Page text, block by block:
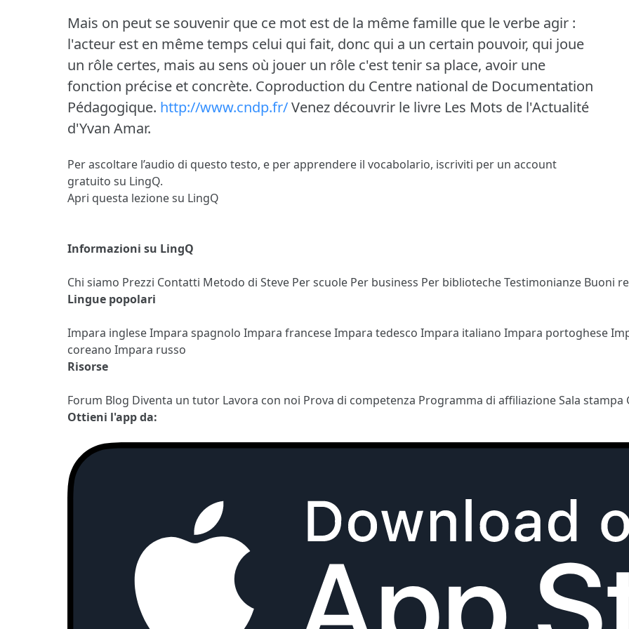
Mais on peut se souvenir que ce mot est de la même famille que le verbe agir :
l'acteur est en même temps celui qui fait, donc qui a un certain pouvoir, qui joue
un rôle certes, mais au sens où jouer un rôle c'est tenir sa place, avoir une
fonction précise et concrète. Coproduction du Centre national de Documentation
Pédagogique. http://www.cndp.fr/Venez découvrir le livre Les Mots de l'Actualité
d'Yvan Amar.
Per ascoltare l’audio di questo testo, e per apprendere il vocabolario, iscriviti per un account
gratuito su LingQ.
Apri questa lezione su LingQ
Informazioni su LingQ
Chi siamo Prezzi Contatti Metodo di Steve Per scuole Per business Per bibliotecheTestimonianze Buoni
Lingue popolari
Impara ingleseImpara spagnolo Impara franceseImpara tedesco Impara italiano Impara portoghese
coreano Impara russo
Risorse
Forum Blog Diventa un tutor Lavora con noi Prova di competenza Programma di affiliazioneSala stampa
Ottieni l'app da: